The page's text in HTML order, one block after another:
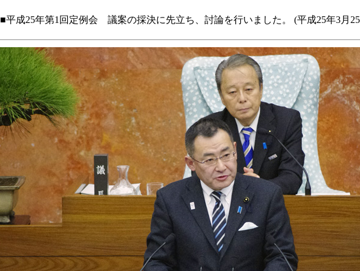
■平成25年第1回定例会 議案の採決に先立ち、討論を行いました。 (平成25年3月